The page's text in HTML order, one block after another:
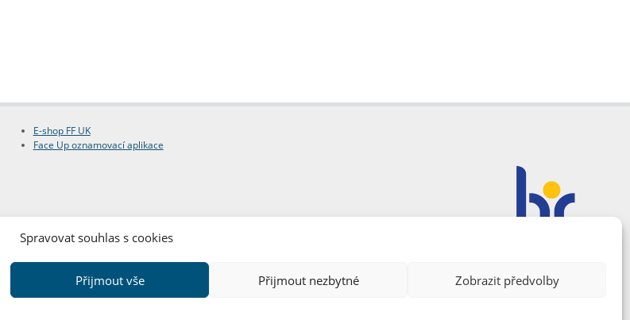
Spravovat souhlas s cookies
Přijmout vše Přijmout nezbytné Zobrazit předvolby
E-shop FF UK
Face Up oznamovací aplikace